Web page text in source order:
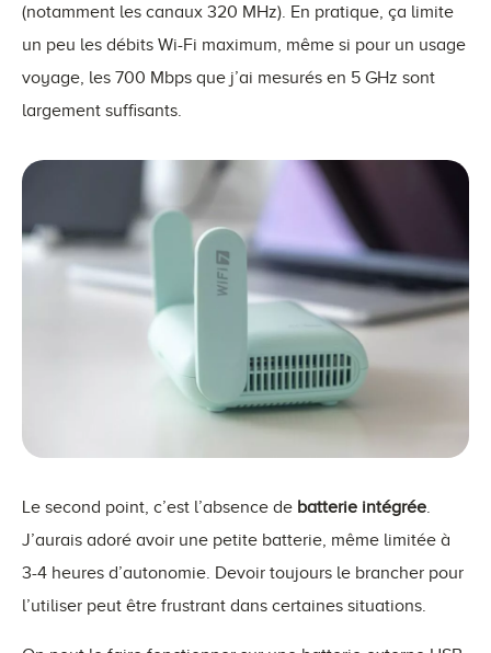
(notamment les canaux 320 MHz). En pratique, ça limite
un peu les débits Wi-Fi maximum, même si pour un usage
voyage, les 700 Mbps que j’ai mesurés en 5 GHz sont
largement suffisants.
Le second point, c’est l’absence de batterie intégrée
J’aurais adoré avoir une petite batterie, même limitée à
3-4 heures d’autonomie. Devoir toujours le brancher pour
l’utiliser peut être frustrant dans certaines situations.